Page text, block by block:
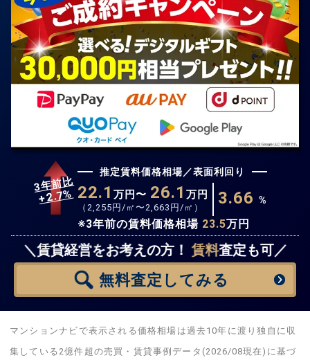
3年前比
+2.7%
推定賃料価格相場／表面利回り
22.1 万円〜 26.1 万円
（ 2,255 円/㎡〜2,663 円/㎡） 3.66 %
※3年前の賃料価格相場 23.5万円
＼賃貸経営をお考えの方！ 賃料査定も可／
無料査定 してみる
無料査定スタート！
マンションナビで表示される価格相場は過去10年に渡り独自に収
集している2億件超の売買・賃貸事例データ(2026/08現在)に基づ